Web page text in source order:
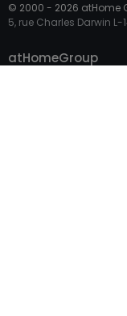
© 2000 - 2026 atHome
5, rue Charles Darwin L-
atHomeGroup